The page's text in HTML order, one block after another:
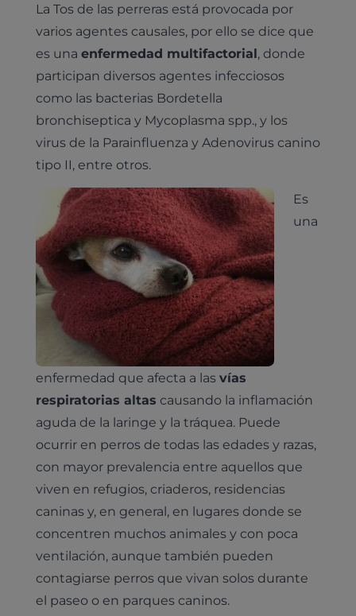
La Tos de las perreras está provocada por
varios agentes causales, por ello se dice que
es una enfermedad multifactorial, donde
participan diversos agentes infecciosos
como las bacterias Bordetella
bronchiseptica y Mycoplasma spp., y los
virus de la Parainfluenza y Adenovirus canino
tipo II, entre otros.
Es
una
enfermedad que afecta a las vías
respiratorias altas causando la inflamación
aguda de la laringe y la tráquea. Puede
ocurrir en perros de todas las edades y razas,
con mayor prevalencia entre aquellos que
viven en refugios, criaderos, residencias
caninas y, en general, en lugares donde se
concentren muchos animales y con poca
ventilación, aunque también pueden
contagiarse perros que vivan solos durante
el paseo o en parques caninos.